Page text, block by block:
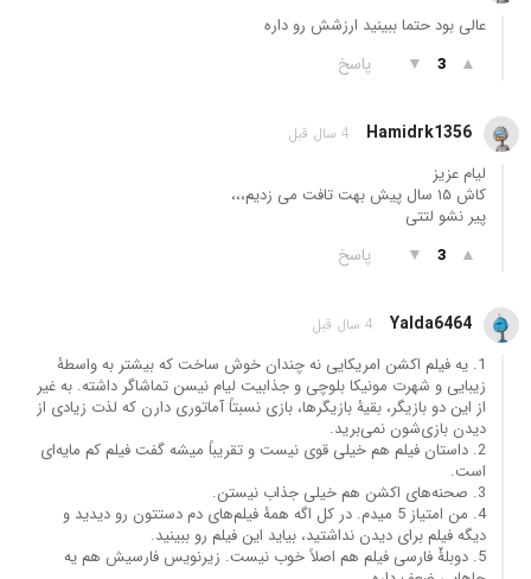
عالی بود حتما ببینید ارزشش رو داره
▲
3
▼ پاسخ
Hamidrk1356 4 سال قبل
لیام عزیز
کاش ۱۵ سال پیش بهت تافت می زدیم،،،
پیر نشو لتتی
▲
3
▼ پاسخ
Yalda6464 4 سال قبل
1. یه فیلم اکشن امریکایی نه چندان خوش ساخت که بیشتر به واسطۀ
زیبایی و شهرت مونیکا بلوچی و جذابیت لیام نیسن تماشاگر داشته. به غیر
از این دو بازیگر، بقیۀ بازیگرها، بازی نسبتاً آماتوری دارن که لذت زیادی از
دیدن بازی‌شون نمی‌برید.
2. داستان فیلم هم خیلی قوی نیست و تقریباً میشه گفت فیلم کم مایه‌ای
است.
3. صحنه‌های اکشن هم خیلی جذاب نیستن.
4. من امتیاز 5 میدم. در کل اگه همۀ فیلم‌های دم دستتون رو دیدید و
دیگه فیلم برای دیدن نداشتید، بیاید این فیلم رو ببینید.
5. دوبلۀّ فارسی فیلم هم اصلاً خوب نیست. زیرنویس فارسیش هم یه